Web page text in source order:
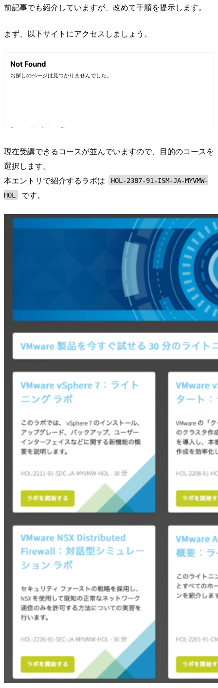
前記事でも紹介していますが、改めて手順を提示します。
まず、以下サイトにアクセスしましょう。
現在受講できるコースが並んでいますので、目的のコースを
選択します。
本エントリで紹介するラボは
HOL-2387-91-ISM-JA-MYVMW-
HOL
です。